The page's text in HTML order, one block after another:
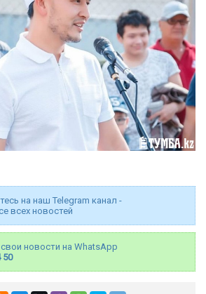
на наш Telegram канал -
всех новостей
новости на WhatsApp
50